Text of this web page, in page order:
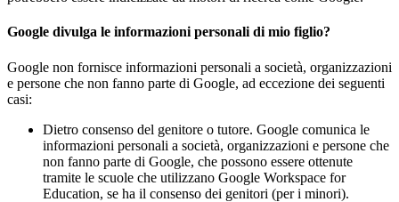
Google divulga le informazioni personali di mio figlio?
Google non fornisce informazioni personali a società, organizzazioni
e persone che non fanno parte di Google, ad eccezione dei seguenti
casi:
Dietro consenso del genitore o tutore. Google comunica le
informazioni personali a società, organizzazioni e persone che
non fanno parte di Google, che possono essere ottenute
tramite le scuole che utilizzano Google Workspace for
Education, se ha il consenso dei genitori (per i minori).